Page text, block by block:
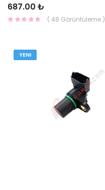
687.00 ₺
( 48 Görüntüleme )
YENI